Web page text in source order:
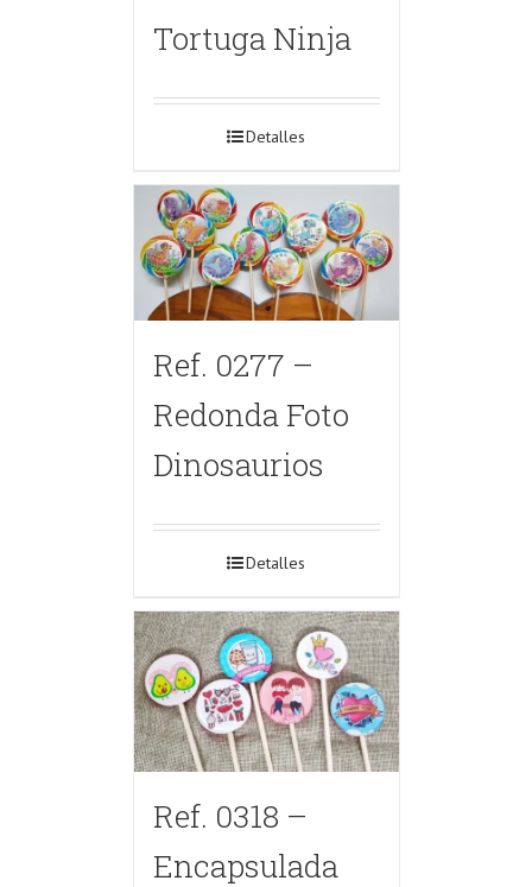
Tortuga Ninja
Detalles
Ref. 0277 –
Redonda Foto
Dinosaurios
Detalles
Ref. 0318 –
Encapsulada